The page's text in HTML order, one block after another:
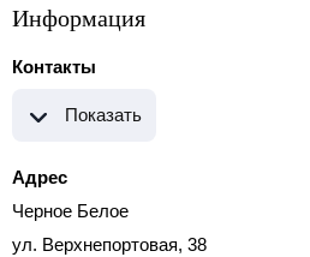
Информация
Контакты
Показать
Адрес
Черное Белое
ул. Верхнепортовая, 38